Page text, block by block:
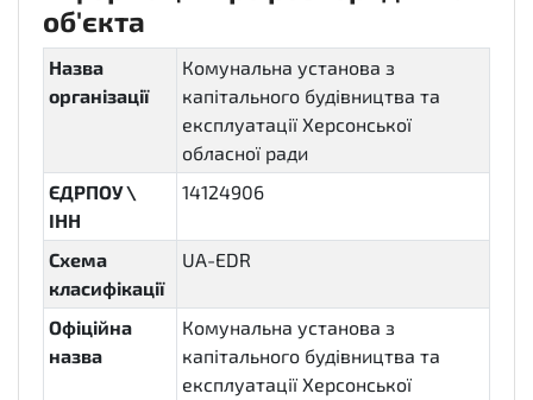
об'єкта
Назва
організації
Комунальна установа з
капітального будівництва та
експлуатації Херсонської
обласної ради
ЄДРПОУ \
ІНН
14124906
Схема
класифікації
UA-EDR
Офіційна
назва
Комунальна установа з
капітального будівництва та
експлуатації Херсонської